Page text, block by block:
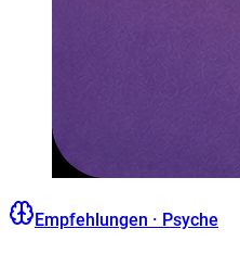
Empfehlungen · Psyche